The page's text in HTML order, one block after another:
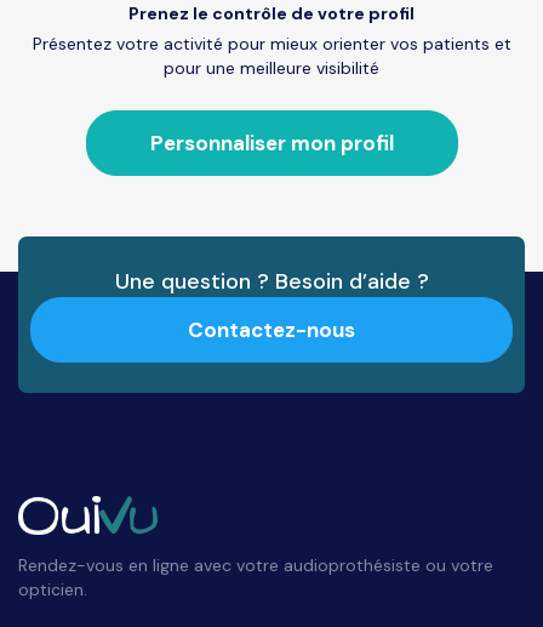
Prenez le contrôle de votre profil
Présentez votre activité pour mieux orienter vos patients et
pour une meilleure visibilité
Personnaliser mon profil
Une question ? Besoin d’aide ?
Contactez-nous
Rendez-vous en ligne avec votre audioprothésiste ou votre
opticien.